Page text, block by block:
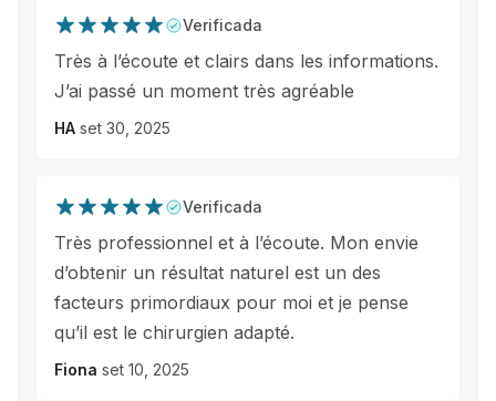
Verificada
Très à l’écoute et clairs dans les informations.
J’ai passé un moment très agréable
HA set 30, 2025
Verificada
Très professionnel et à l’écoute. Mon envie
d’obtenir un résultat naturel est un des
facteurs primordiaux pour moi et je pense
qu’il est le chirurgien adapté.
Fiona set 10, 2025